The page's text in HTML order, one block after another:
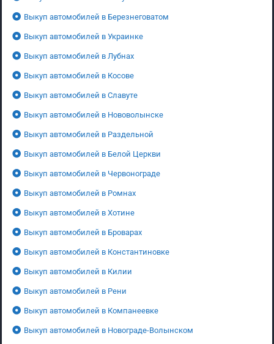
Выкуп автомобилей в Березнеговатом
Выкуп автомобилей в Украинке
Выкуп автомобилей в Лубнах
Выкуп автомобилей в Косове
Выкуп автомобилей в Славуте
Выкуп автомобилей в Нововолынске
Выкуп автомобилей в Раздельной
Выкуп автомобилей в Белой Церкви
Выкуп автомобилей в Червонограде
Выкуп автомобилей в Ромнах
Выкуп автомобилей в Хотине
Выкуп автомобилей в Броварах
Выкуп автомобилей в Константиновке
Выкуп автомобилей в Килии
Выкуп автомобилей в Рени
Выкуп автомобилей в Компанеевке
Выкуп автомобилей в Новограде-Волынском